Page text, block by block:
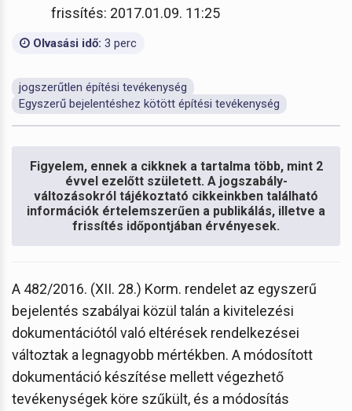
frissítés: 2017.01.09. 11:25
Olvasási idő: 3 perc
jogszerűtlen építési tevékenység
Egyszerű bejelentéshez kötött építési tevékenység
Figyelem, ennek a cikknek a tartalma több, mint 2
évvel ezelőtt született. A jogszabály-
változásokról tájékoztató cikkeinkben található
információk értelemszerűen a publikálás, illetve a
frissítés időpontjában érvényesek.
A 482/2016. (XII. 28.) Korm. rendelet az egyszerű
bejelentés szabályai közül talán a kivitelezési
dokumentációtól való eltérések rendelkezései
változtak a legnagyobb mértékben. A módosított
dokumentáció készítése mellett végezhető
tevékenységek köre szűkült, és a módosítás